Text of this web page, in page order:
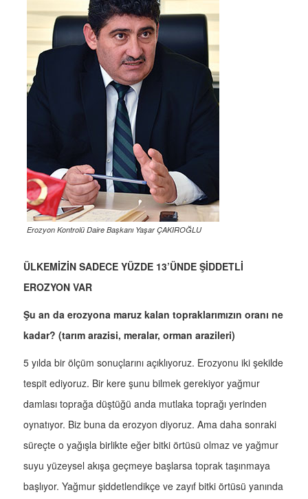
Erozyon Kontrolü Daire Başkanı Yaşar ÇAKIROĞLU
ÜLKEMİZİN SADECE YÜZDE 13’ÜNDE ŞİDDETLİ
EROZYON VAR
Şu an da erozyona maruz kalan topraklarımızın oranı ne
kadar? (tarım arazisi, meralar, orman arazileri)
5 yılda bir ölçüm sonuçlarını açıklıyoruz. Erozyonu iki şekilde
tespit ediyoruz. Bir kere şunu bilmek gerekiyor yağmur
damlası toprağa düştüğü anda mutlaka toprağı yerinden
oynatıyor. Biz buna da erozyon diyoruz. Ama daha sonraki
süreçte o yağışla birlikte eğer bitki örtüsü olmaz ve yağmur
suyu yüzeysel akışa geçmeye başlarsa toprak taşınmaya
başlıyor. Yağmur şiddetlendikçe ve zayıf bitki örtüsü yanında